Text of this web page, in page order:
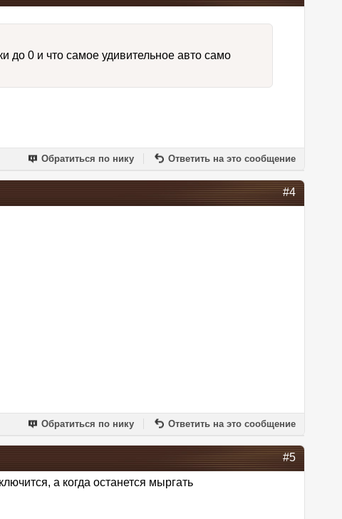
до 0 и что самое удивительное авто само
Обратиться по нику Ответить на это сообщение
#4
Обратиться по нику Ответить на это сообщение
#5
а когда останется мыргать